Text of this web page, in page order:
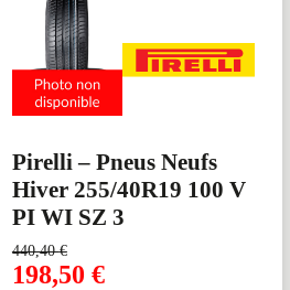
Pirelli – Pneus Neufs
Hiver 255/40R19 100 V
PI WI SZ 3
440,40€
198,50 €